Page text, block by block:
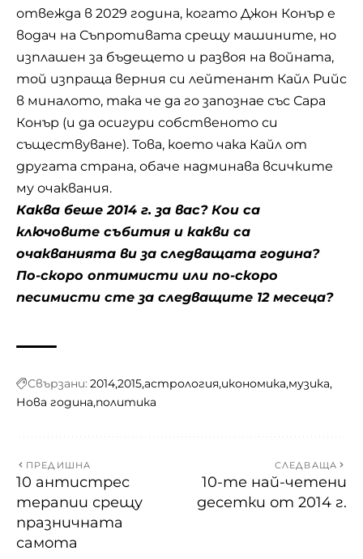
отвежда в 2029 година, когато Джон Конър е
водач на Съпротивата срещу машините, но
изплашен за бъдещето и развоя на войната,
той изпраща верния си лейтенант Кайл Рийс
в миналото, така че да го запознае със Сара
Конър (и да осигури собственото си
съществуване). Това, което чака Кайл от
другата страна, обаче надминава всичките
му очаквания.
Каква беше 2014 г. за вас? Кои са
ключовите събития и какви са
очакванията ви за следващата година?
По-скоро оптимисти или по-скоро
песимисти сте за следващите 12 месеца?
Свързани: 20142015астрология икономика музика
Нова година политика
ПРЕДИШНА
10 антистрес
терапии срещу
празничната
самота
СЛЕДВАЩА
10-те най-четени
десетки от 2014 г.